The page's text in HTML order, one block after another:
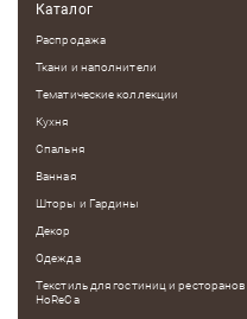
Каталог
Распродажа
Ткани и наполнители
Тематические коллекции
Кухня
Спальня
Ванная
Шторы и Гардины
Декор
Одежда
Текстиль для гостиниц и ресторанов
HoReCa